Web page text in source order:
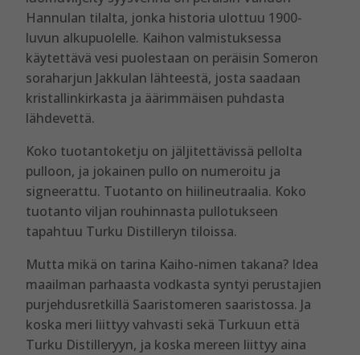
Hannulan tilalta, jonka historia ulottuu 1900-
luvun alkupuolelle. Kaihon valmistuksessa
käytettävä vesi puolestaan on peräisin Someron
soraharjun Jakkulan lähteestä, josta saadaan
kristallinkirkasta ja äärimmäisen puhdasta
lähdevettä.
Koko tuotantoketju on jäljitettävissä pellolta
pulloon, ja jokainen pullo on numeroitu ja
signeerattu. Tuotanto on hiilineutraalia. Koko
tuotanto viljan rouhinnasta pullotukseen
tapahtuu Turku Distilleryn tiloissa.
Mutta mikä on tarina Kaiho-nimen takana? Idea
maailman parhaasta vodkasta syntyi perustajien
purjehdusretkillä Saaristomeren saaristossa. Ja
koska meri liittyy vahvasti sekä Turkuun että
Turku Distilleryyn, ja koska mereen liittyy aina